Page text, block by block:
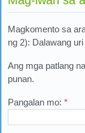
Magkomento sa
ng 2): Dalawang
Ang mga patlang
punan.
Pangalan mo: *